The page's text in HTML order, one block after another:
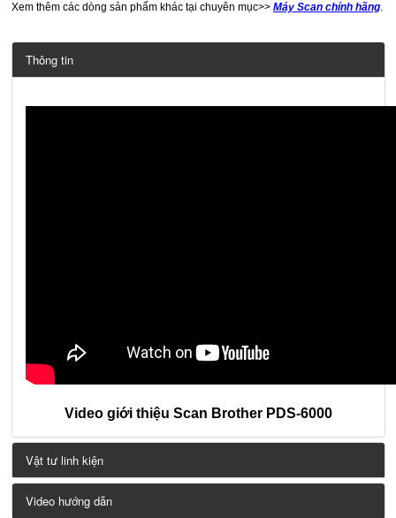
Xem thêm các dòng sản phẩm khác tại chuyên mục>> Máy Scan chính hãng.
Thông tin
Video giới thiệu Scan Brother PDS-6000
Vật tư linh kiện
Video hướng dẫn